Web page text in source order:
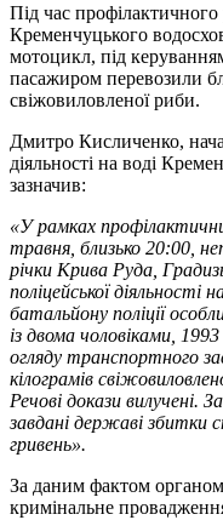
Під час
Кременчуцького
мотоцикл, під
пасажиром перевозили
свіжовиловленої риби.
Дмитро Кисличенко,
діяльності на воді
зазначив:
«У рамках
травня, близько 20:00,
річки Крива Руда,
поліцейської діяльності
батальйону поліції
із двома чоловіками,
огляду транспортного
кілограмів
Речові докази вилучені.
завдані державі збитки
гривень».
За даним фактом органом
кримінальне